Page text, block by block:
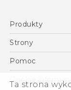
Ta strona
Polish -
Produkty
Smartfony
VIVE
Akcesoria
Strony
HTC Vive
Pomoc
Ogólne